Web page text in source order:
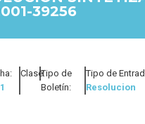
39256
Clase:Tipo de
Boletín:
Tipo de
Resolucion